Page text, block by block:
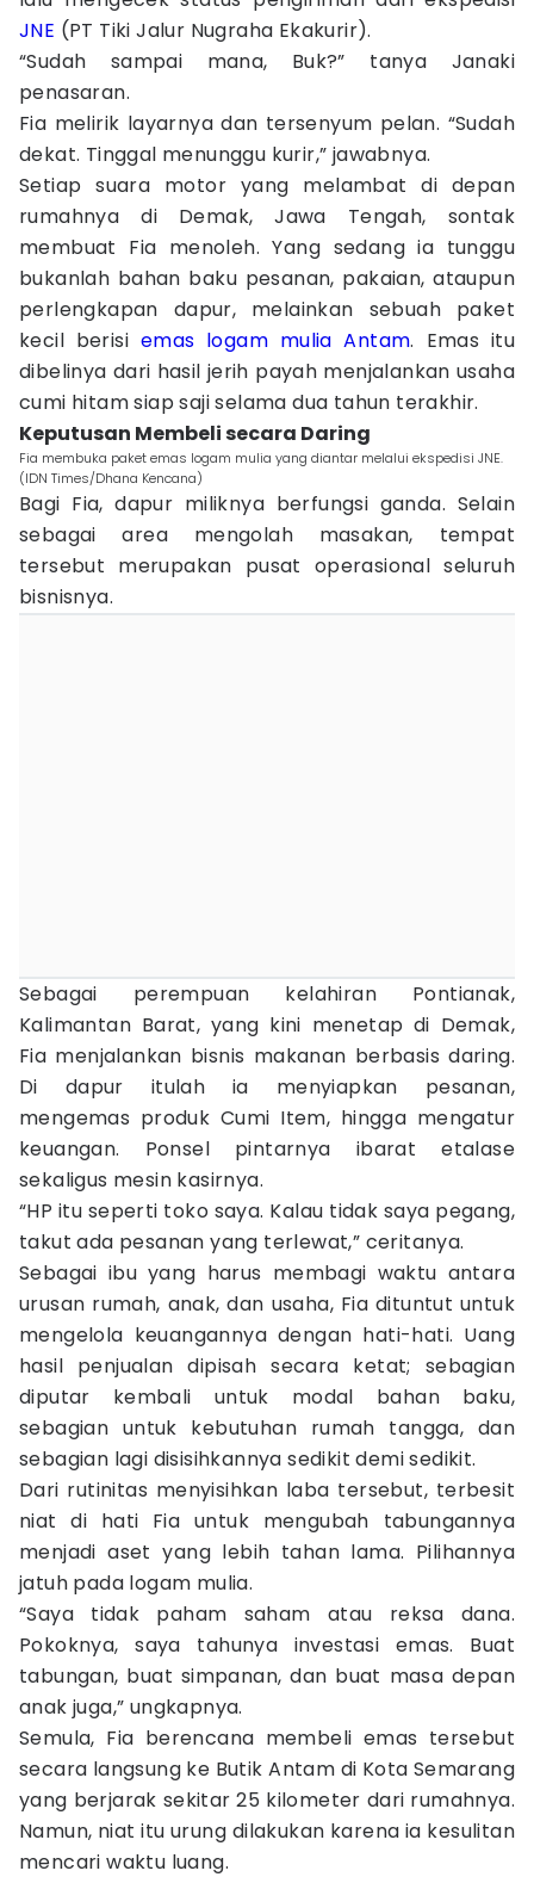
JNE (PT Tiki Jalur Nugraha Ekakurir).
“Sudah sampai mana, Buk?” tanya Janaki
penasaran.
Fia melirik layarnya dan tersenyum pelan. “Sudah
dekat. Tinggal menunggu kurir,” jawabnya.
Setiap suara motor yang melambat di depan
rumahnya di Demak, Jawa Tengah, sontak
membuat Fia menoleh. Yang sedang ia tunggu
bukanlah bahan baku pesanan, pakaian, ataupun
perlengkapan dapur, melainkan sebuah paket
kecil berisi emas logam mulia Antam. Emas itu
dibelinya dari hasil jerih payah menjalankan usaha
cumi hitam siap saji selama dua tahun terakhir.
Keputusan Membeli secara Daring
Fia membuka paket emas logam mulia yang diantar melalui ekspedisi JNE.
(IDN Times/Dhana Kencana)
Bagi Fia, dapur miliknya berfungsi ganda. Selain
sebagai area mengolah masakan, tempat
tersebut merupakan pusat operasional seluruh
bisnisnya.
Sebagai perempuan kelahiran Pontianak,
Kalimantan Barat, yang kini menetap di Demak,
Fia menjalankan bisnis makanan berbasis daring.
Di dapur itulah ia menyiapkan pesanan,
mengemas produk Cumi Item, hingga mengatur
keuangan. Ponsel pintarnya ibarat etalase
sekaligus mesin kasirnya.
“HP itu seperti toko saya. Kalau tidak saya pegang,
takut ada pesanan yang terlewat,” ceritanya.
Sebagai ibu yang harus membagi waktu antara
urusan rumah, anak, dan usaha, Fia dituntut untuk
mengelola keuangannya dengan hati-hati. Uang
hasil penjualan dipisah secara ketat; sebagian
diputar kembali untuk modal bahan baku,
sebagian untuk kebutuhan rumah tangga, dan
sebagian lagi disisihkannya sedikit demi sedikit.
Dari rutinitas menyisihkan laba tersebut, terbesit
niat di hati Fia untuk mengubah tabungannya
menjadi aset yang lebih tahan lama. Pilihannya
jatuh pada logam mulia.
“Saya tidak paham saham atau reksa dana.
Pokoknya, saya tahunya investasi emas. Buat
tabungan, buat simpanan, dan buat masa depan
anak juga,” ungkapnya.
Semula, Fia berencana membeli emas tersebut
secara langsung ke Butik Antam di Kota Semarang
yang berjarak sekitar 25 kilometer dari rumahnya.
Namun, niat itu urung dilakukan karena ia kesulitan
mencari waktu luang.